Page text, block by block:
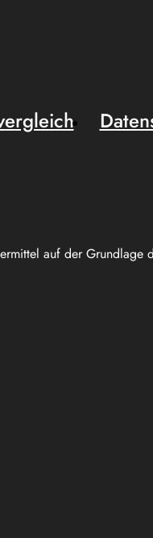
auf der Grundlage